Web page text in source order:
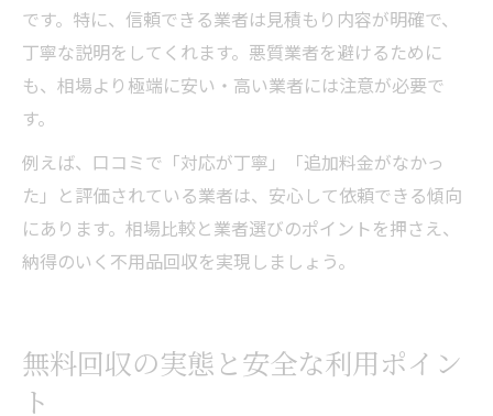
です。特に、信頼できる業者は見積もり内容が明確で、
丁寧な説明をしてくれます。悪質業者を避けるために
も、相場より極端に安い・高い業者には注意が必要で
す。
例えば、口コミで「対応が丁寧」「追加料金がなかっ
た」と評価されている業者は、安心して依頼できる傾向
にあります。相場比較と業者選びのポイントを押さえ、
納得のいく不用品回収を実現しましょう。
無料回収の実態と安全な利用ポイン
ト